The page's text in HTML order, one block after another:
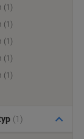
(1)
(1)
(1)
(1)
(1)
(1)